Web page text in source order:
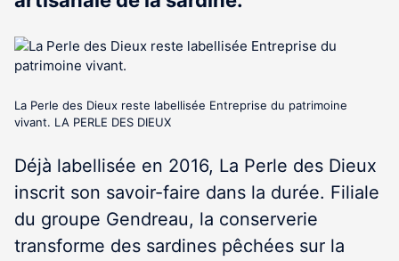
La Perle des Dieux reste labellisée Entreprise du patrimoine
vivant. LA PERLE DES DIEUX
Déjà labellisée en 2016, La Perle des Dieux
inscrit son savoir-faire dans la durée. Filiale
du groupe Gendreau, la conserverie
transforme des sardines pêchées sur la